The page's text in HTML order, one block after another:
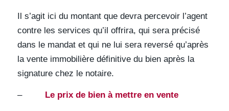
Il s’agit ici du montant que devra percevoir l’agent
contre les services qu’il offrira, qui sera précisé
dans le mandat et qui ne lui sera reversé qu’après
la vente immobilière définitive du bien après la
signature chez le notaire.
– Le prix de bien à mettre en vente